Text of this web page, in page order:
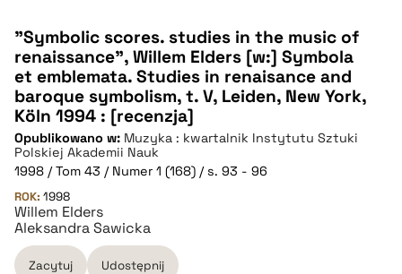
"Symbolic scores. studies in the music of
renaissance", Willem Elders [w:] Symbola
et emblemata. Studies in renaisance and
baroque symbolism, t. V, Leiden, New York,
Köln 1994 : [recenzja]
Opublikowano w: Muzyka : kwartalnik Instytutu Sztuki
Polskiej Akademii Nauk
1998 / Tom 43 / Numer 1 (168) / s. 93 - 96
ROK: 1998
Willem Elders
Aleksandra Sawicka
Zacytuj Udostępnij